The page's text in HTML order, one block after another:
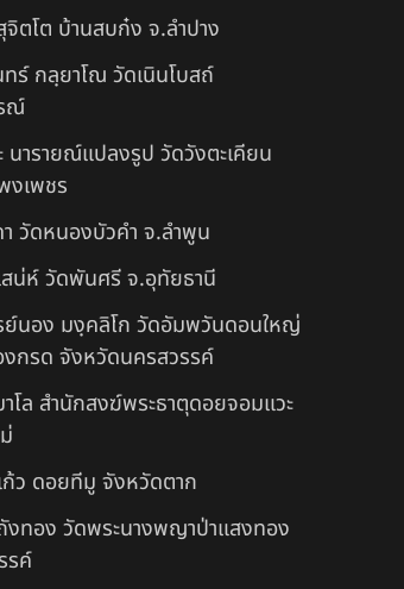
ตโต บ้านสบก๋ง จ.ลำปาง
ร์ กลฺยาโณ วัดเนินโบสถ์
ณ์
นารายณ์แปลงรูป วัดวังตะเคียน
งเพชร
วัดหนองบัวคํา จ.ลําพูน
น่ห์ วัดพันศรี จ.อุทัยธานี
ย์นอง มงฺคลิโก วัดอัมพวันดอนใหญ่
กรด จังหวัดนครสวรรค์
โล สำนักสงฆ์พระธาตุดอยจอมแวะ
ว ดอยทีมู จังหวัดตาก
ทอง วัดพระนางพญาป่าแสงทอง
รค์